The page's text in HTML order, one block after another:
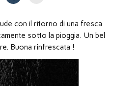
su
(Si
in
nuova
finestra)
l'articolo
mail
un
(Si
apre
in
con il ritorno di una fresca
sotto la pioggia. Un bel
Buona rinfrescata !